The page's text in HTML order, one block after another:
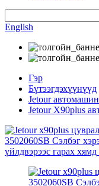
English
Гэр
Бүтээгдэхүүнүүд
Jetour
Jetour X90plus